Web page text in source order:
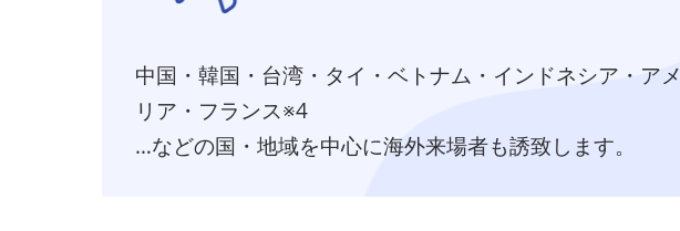
中国・韓国・台湾・タイ・ベトナム・インドネシア・アメ
リア・フランス※4
…などの国・地域を中心に海外来場者も誘致します。